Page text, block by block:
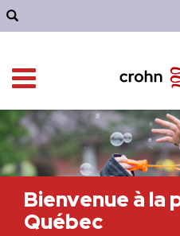
Bienvenue à la
Québec